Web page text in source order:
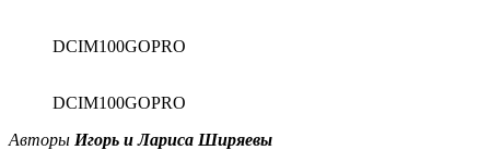
DCIM100GOPRO
DCIM100GOPRO
Авторы Игорь и Лариса Ширяевы